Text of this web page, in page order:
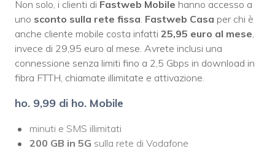
Non solo, i clienti di Fastweb Mobile hanno accesso a
uno sconto sulla rete fissa. Fastweb Casa per chi è
anche cliente mobile costa infatti 25,95 euro al mese,
invece di 29,95 euro al mese. Avrete inclusi una
connessione senza limiti fino a 2,5 Gbps in download in
fibra FTTH, chiamate illimitate e attivazione.
ho. 9,99 di ho. Mobile
minuti e SMS illimitati
200 GB in 5G sulla rete di Vodafone